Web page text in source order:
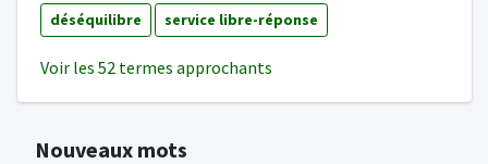
déséquilibre service libre-réponse
Voir les 52 termes approchants
Nouveaux mots